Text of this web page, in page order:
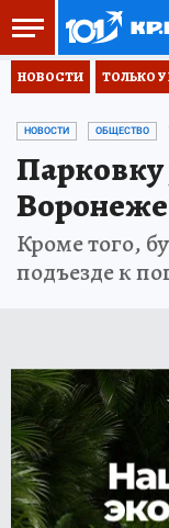
НОВОСТИ ТОЛЬКО У
НОВОСТИ ОБЩЕСТВО
Воронеже
Кроме того,
подъезде к